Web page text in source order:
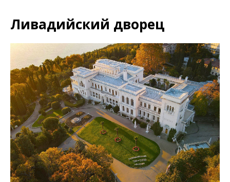
Ливадийский дворец